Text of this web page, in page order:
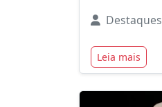
Destaques
Leia mais